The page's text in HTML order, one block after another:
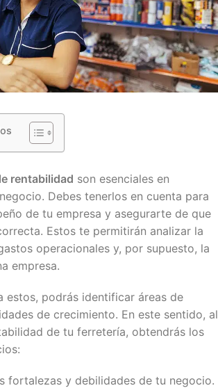
rentabilidad son esenciales en
Debes tenerlos en cuenta para
de tu empresa y asegurarte de que
Estos te permitirán analizar la
operacionales y, por supuesto, la
empresa.
estos, podrás identificar áreas de
de crecimiento. En este sentido, al
de tu ferretería, obtendrás los
fortalezas y debilidades de tu negocio.